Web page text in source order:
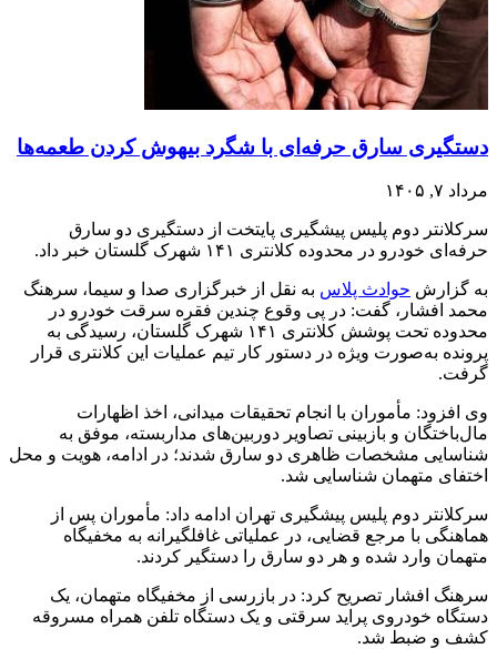
دستگیری سارق حرفه‌ای با شگرد بیهوش کردن طعمه‌ها
مرداد ۷, ۱۴۰۵
سرکلانتر دوم پلیس پیشگیری پایتخت از دستگیری دو سارق
حرفه‌ای خودرو در محدوده کلانتری ۱۴۱ شهرک گلستان خبر داد.
به گزارش حوادث پلاس به نقل از خبرگزاری صدا و سیما، سرهنگ
محمد افشار، گفت: در پی وقوع چندین فقره سرقت خودرو در
محدوده تحت پوشش کلانتری ۱۴۱ شهرک گلستان، رسیدگی به
پرونده به‌صورت ویژه در دستور کار تیم عملیات این کلانتری قرار
گرفت.
وی افزود: مأموران با انجام تحقیقات میدانی، اخذ اظهارات
مال‌باختگان و بازبینی تصاویر دوربین‌های مداربسته، موفق به
شناسایی مشخصات ظاهری دو سارق شدند؛ در ادامه، هویت و محل
اختفای متهمان شناسایی شد.
سرکلانتر دوم پلیس پیشگیری تهران ادامه داد: مأموران پس از
هماهنگی با مرجع قضایی، در عملیاتی غافلگیرانه به مخفیگاه
متهمان وارد شده و هر دو سارق را دستگیر کردند.
سرهنگ افشار تصریح کرد: در بازرسی از مخفیگاه متهمان، یک
دستگاه خودروی پراید سرقتی و یک دستگاه تلفن همراه مسروقه
کشف و ضبط شد.